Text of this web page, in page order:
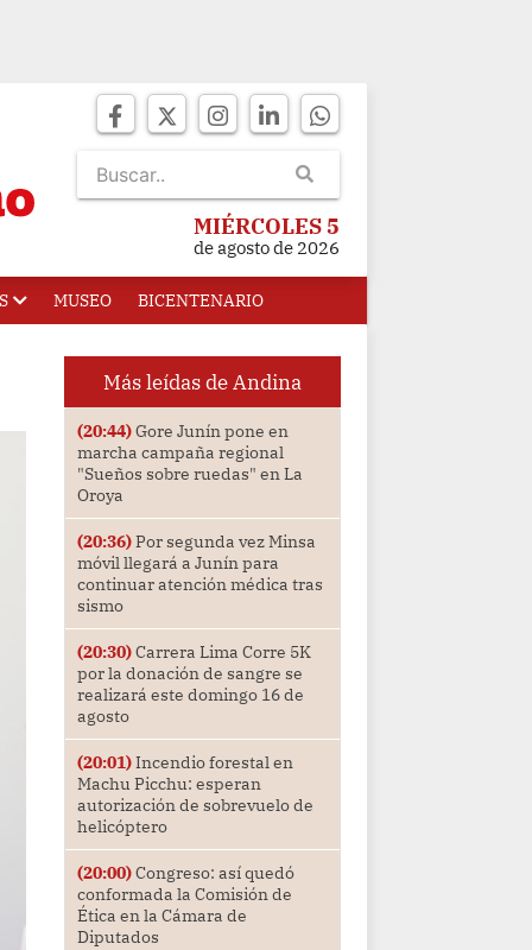
MIÉRCOLES 5
de agosto de 2026
MUSEO BICENTENARIO
Más leídas de Andina
(20:44)Gore Junín pone en
marcha campaña regional
"Sueños sobre ruedas" en La
Oroya
(20:36)Por segunda vez Minsa
móvil llegará a Junín para
continuar atención médica tras
sismo
(20:30)Carrera Lima Corre 5K
por la donación de sangre se
realizará este domingo 16 de
agosto
(20:01)Incendio forestal en
Machu Picchu: esperan
autorización de sobrevuelo de
helicóptero
(20:00)Congreso: así quedó
conformada la Comisión de
Ética en la Cámara de
Diputados